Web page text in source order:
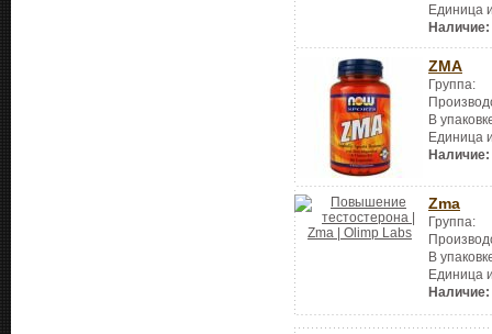
Единица
Наличие:
ZMA
Группа:
В
Единица
Наличие:
Zma
Группа:
В
Единица
Наличие: